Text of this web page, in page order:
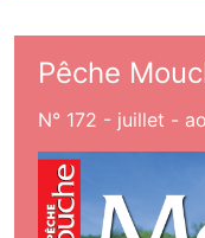
Pêche
N° 172 - juillet -